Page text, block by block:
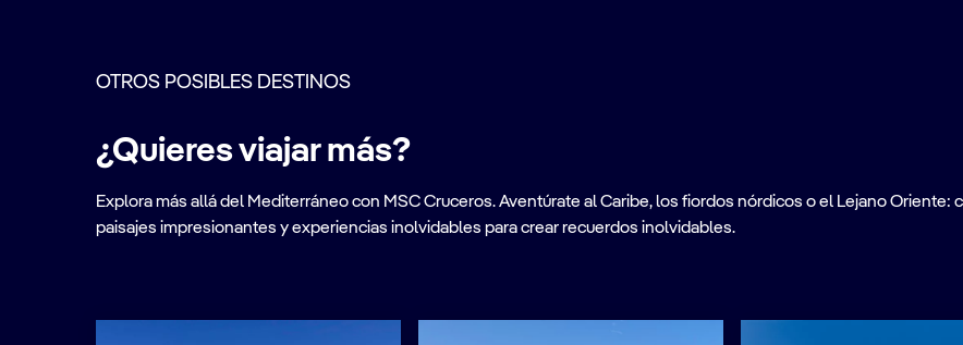
OTROS POSIBLES DESTINOS
¿Quieres viajar más?
Explora más allá del Mediterráneo con MSC Cruceros. Aventúrate al Caribe, los fiordos nórdicos o el Lejano
paisajes impresionantes y experiencias inolvidables para crear recuerdos inolvidables.